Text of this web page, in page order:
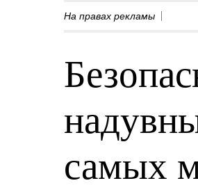
На правах рекламы
самых